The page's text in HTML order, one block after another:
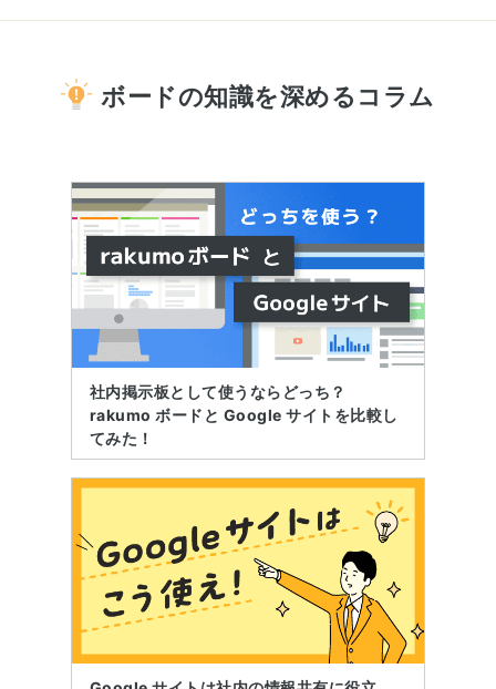
ボードの知識を深めるコラム
社内掲示板として使うならどっち？
rakumo ボードと Google サイトを比較し
てみた！